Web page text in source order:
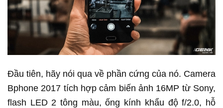
Đầu tiên, hãy nói qua về phần cứng của nó. Camera
Bphone 2017 tích hợp cảm biến ảnh 16MP từ Sony,
flash LED 2 tông màu, ống kính khẩu độ f/2.0, hỗ